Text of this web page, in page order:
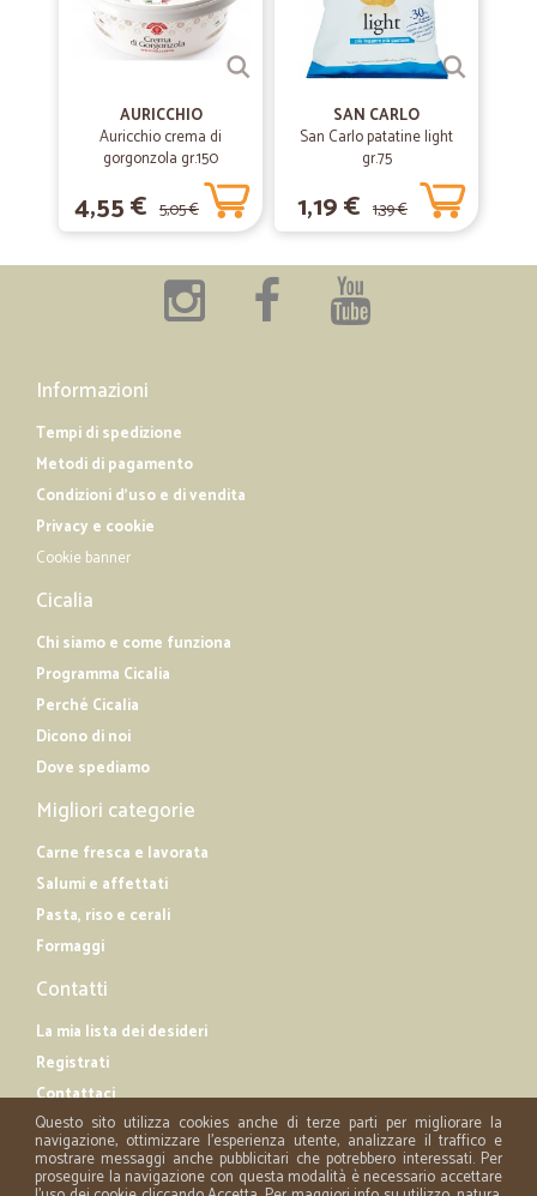
AURICCHIO
Auricchio crema di
gorgonzola gr.150
4,55 € 5,05 €
SAN CARLO
San Carlo patatine light
gr.75
1,19 € 1,39 €
Informazioni
Tempi di spedizione
Metodi di pagamento
Condizioni d'uso e di vendita
Privacy e cookie
Cookie banner
Cicalia
Chi siamo e come funziona
Programma Cicalia
Perché Cicalia
Dicono di noi
Dove spediamo
Migliori categorie
Carne fresca e lavorata
Salumi e affettati
Pasta, riso e cerali
Formaggi
Contatti
La mia lista dei desideri
Registrati
Contattaci
Questo sito utilizza cookies anche di terze parti per migliorare la
navigazione, ottimizzare l'esperienza utente, analizzare il traffico e
mostrare messaggi anche pubblicitari che potrebbero interessati. Per
proseguire la navigazione con questa modalità è necessario accettare